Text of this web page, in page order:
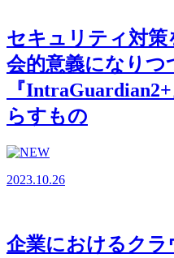
セキュリティ対
会的意義になりつ
『
らすもの
2023.10.26
企業におけるク